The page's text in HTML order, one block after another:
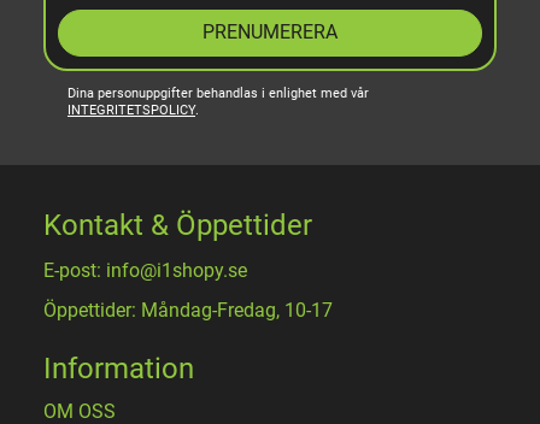
PRENUMERERA
Dina personuppgifter behandlas i enlighet med vår
INTEGRITETSPOLICY.
Kontakt & Öppettider
E-post: info@i1shopy.se
Öppettider: Måndag-Fredag, 10-17
Information
OM OSS